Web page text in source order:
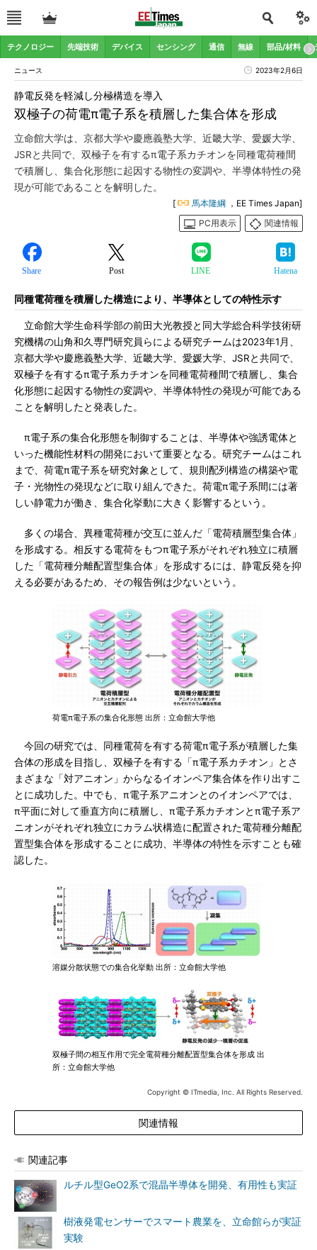
テクノロジー 先端技術 デバイス センシング 通信 無線 部品/材料
ニュース 2023年2月6日
双極子の荷電π電子系を積層した集合体を形成
静電反発を軽減し分極構造を導入
立命館大学は、京都大学や慶應義塾大学、近畿大学、愛媛大学、
JSRと共同で、双極子を有するπ電子系カチオンを同種電荷種間
で積層し、集合化形態に起因する物性の変調や、半導体特性の発
現が可能であることを解明した。
[ 馬本隆綱 ，EE Times Japan]
PC用表示
関連情報
Share Post LINE Hatena
同種電荷種を積層した構造により、半導体としての特性示す
立命館大学生命科学部の前田大光教授と同大学総合科学技術研
究機構の山角和久専門研究員らによる研究チームは2023年1月、
京都大学や慶應義塾大学、近畿大学、愛媛大学、JSRと共同で、
双極子を有するπ電子系カチオンを同種電荷種間で積層し、集合
化形態に起因する物性の変調や、半導体特性の発現が可能である
ことを解明したと発表した。
π電子系の集合化形態を制御することは、半導体や強誘電体と
いった機能性材料の開発において重要となる。研究チームはこれ
まで、荷電π電子系を研究対象として、規則配列構造の構築や電
子・光物性の発現などに取り組んできた。荷電π電子系間には著
しい静電力が働き、集合化挙動に大きく影響するという。
多くの場合、異種電荷種が交互に並んだ「電荷積層型集合体」
を形成する。相反する電荷をもつπ電子系がそれぞれ独立に積層
した「電荷種分離配置型集合体」を形成するには、静電反発を抑
える必要があるため、その報告例は少ないという。
荷電π電子系の集合化形態 出所：立命館大学他
今回の研究では、同種電荷を有する荷電π電子系が積層した集
合体の形成を目指し、双極子を有する「π電子系カチオン」とさ
まざまな「対アニオン」からなるイオンペア集合体を作り出すこ
とに成功した。中でも、π電子系アニオンとのイオンペアでは、
π平面に対して垂直方向に積層し、π電子系カチオンとπ電子系ア
ニオンがそれぞれ独立にカラム状構造に配置された電荷種分離配
置型集合体を形成することに成功、半導体の特性を示すことも確
認した。
溶媒分散状態での集合化挙動 出所：立命館大学他
双極子間の相互作用で完全電荷種分離配置型集合体を形成 出
所：立命館大学他
Copyright © ITmedia, Inc. All Rights Reserved.
関連情報
関連記事
ルチル型GeO2系で混晶半導体を開発、有用性も実証
樹液発電センサーでスマート農業を、立命館らが実証
実験